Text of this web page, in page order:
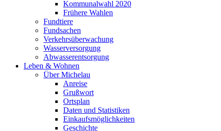
Kommunalwahl 2020
Frühere Wahlen
Fundtiere
Fundsachen
Verkehrsüberwachung
Wasserversorgung
Abwasserentsorgung
Leben & Wohnen
Über Michelau
Anreise
Grußwort
Ortsplan
Daten und Statistiken
Einkaufsmöglichkeiten
Geschichte